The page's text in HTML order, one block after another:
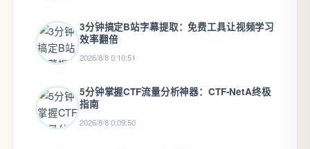
3分钟搞定B站字幕提取：免费工具让视频学习
效率翻倍
2026/8/8 0:10:51
5分钟掌握CTF流量分析神器：CTF-NetA终极
指南
2026/8/8 0:09:50